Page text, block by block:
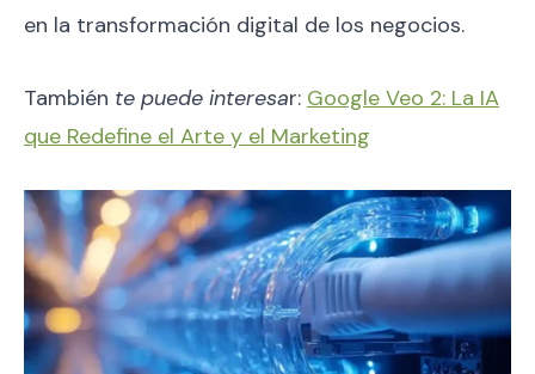
en la transformación digital de los negocios.
También te puede interesar: Google Veo 2: La IA
que Redefine el Arte y el Marketing